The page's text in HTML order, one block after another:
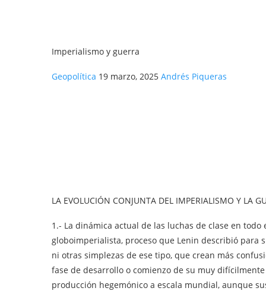
Imperialismo y guerra
Geopolítica 19 marzo, 2025 Andrés Piqueras
LA EVOLUCIÓN CONJUNTA DEL IMPERIALISMO Y LA
1.- La dinámica actual de las luchas de clase en
globoimperialista, proceso que Lenin describió para
ni otras simplezas de ese tipo, que crean más
fase de desarrollo o comienzo de su muy
producción hegemónico a escala mundial, aunque